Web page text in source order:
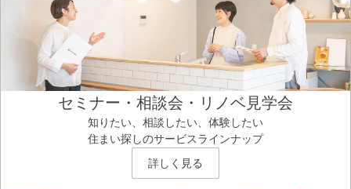
セミナー・相談会・リノベ見学会
知りたい、相談したい、体験したい
住まい探しのサービスラインナップ
詳しく見る